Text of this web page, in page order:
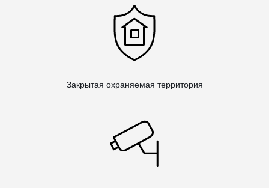
Закрытая охраняемая территория